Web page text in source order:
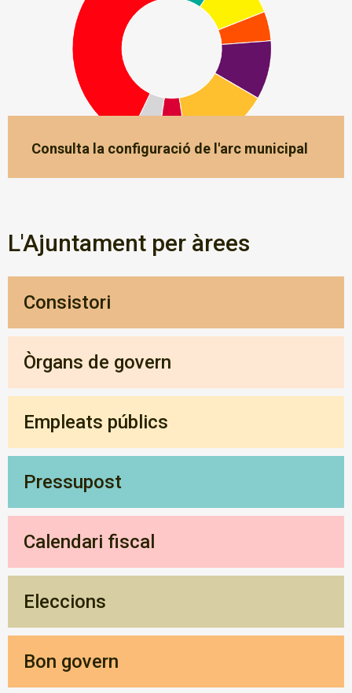
Consulta la configuració de l'arc municipal
L'Ajuntament per àrees
Consistori
Òrgans de govern
Empleats públics
Pressupost
Calendari fiscal
Eleccions
Bon govern